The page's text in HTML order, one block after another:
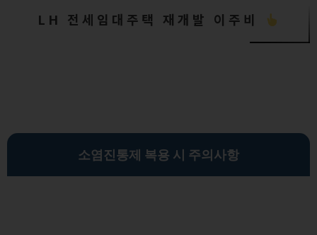
LH 전세임대주택 재개발 이주비
소염진통제 복용 시 주의사항